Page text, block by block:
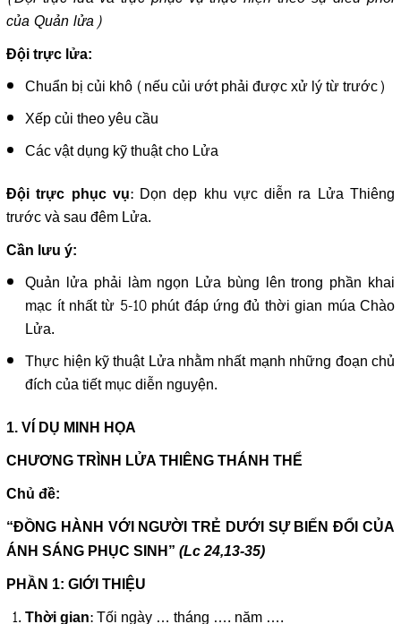
của Quản lửa)
Đội trực lửa:
Chuẩn bị củi khô (nếu củi ướt phải được xử lý từ trước)
Xếp củi theo yêu cầu
Các vật dụng kỹ thuật cho Lửa
Đội trực phục vụ: Dọn dẹp khu vực diễn ra Lửa Thiêng
trước và sau đêm Lửa.
Cần lưu ý:
Quản lửa phải làm ngọn Lửa bùng lên trong phần khai
mạc ít nhất từ 5-10 phút đáp ứng đủ thời gian múa Chào
Lửa.
Thực hiện kỹ thuật Lửa nhằm nhất mạnh những đoạn chủ
đích của tiết mục diễn nguyện.
1. VÍ DỤ MINH HỌA
CHƯƠNG TRÌNH LỬA THIÊNG THÁNH THỂ
Chủ đề:
“ĐỒNG HÀNH VỚI NGƯỜI TRẺ DƯỚI SỰ BIẾN ĐỔI CỦA
ÁNH SÁNG PHỤC SINH” (Lc 24,13-35)
PHẦN 1: GIỚI THIỆU
Thời gian: Tối ngày … tháng …. năm ….